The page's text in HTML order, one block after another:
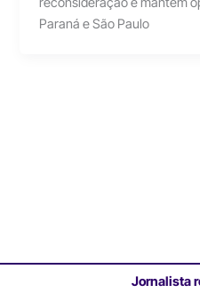
Paraná e São Paulo
Jornalista